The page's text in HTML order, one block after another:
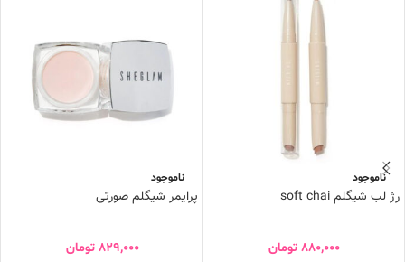
ناموجود
رژ لب شیگلم soft chai
880,000 تومان
ناموجود
پرایمر شیگلم صورتی
829,000 تومان